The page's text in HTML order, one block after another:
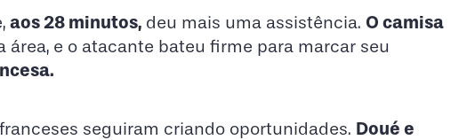
aos 28 minutos, deu mais uma assistência. O camisa
área, e o atacante bateu firme para marcar seu
seguiram criando oportunidades. Doué e